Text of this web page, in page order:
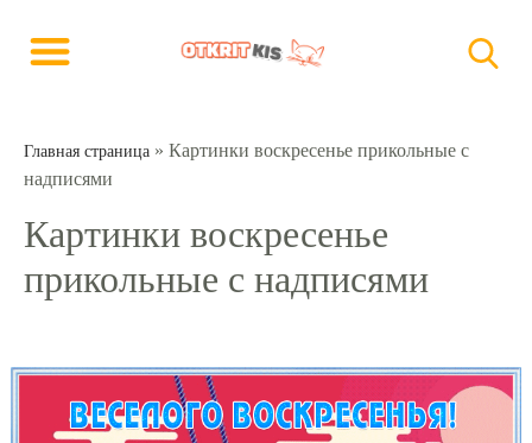
Главная страница » Картинки воскресенье прикольные с
надписями
Картинки воскресенье
прикольные с надписями